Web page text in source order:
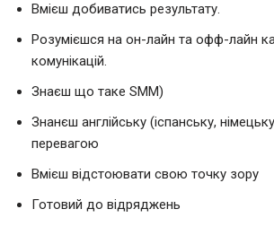
Вмієш добиватись результату.
Розумієшся на он-лайн та офф-лайн
комунікацій.
Знаєш що таке SMM)
Знанєш англійську (іспанську,
перевагою
Вмієш відстоювати свою точку зору
Готовий до відряджень